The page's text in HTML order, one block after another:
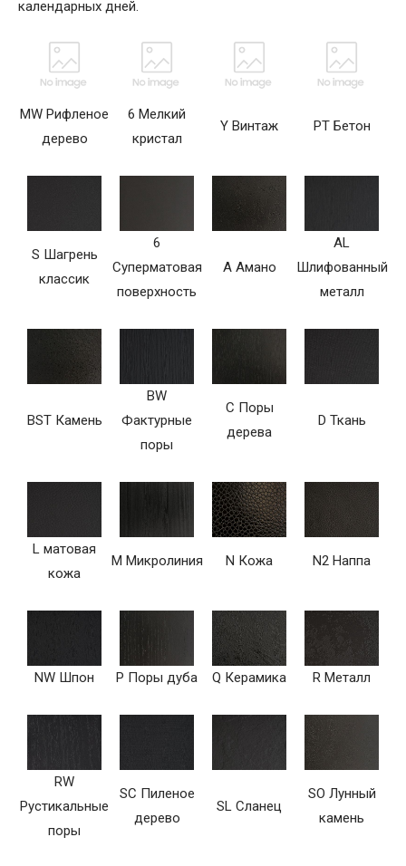
календарных дней.
MW Рифленое
дерево
6 Мелкий
кристал
Y Винтаж PT Бетон
S Шагрень
классик
6
Суперматовая
поверхность
A Амано
AL
Шлифованный
металл
BST Камень
BW
Фактурные
поры
C Поры
дерева
D Ткань
L матовая
кожа
M Микролиния N Кожа N2 Наппа
NW Шпон P Поры дуба Q Керамика R Металл
RW
Рустикальные
поры
SC Пиленое
дерево
SL Сланец
SO Лунный
камень